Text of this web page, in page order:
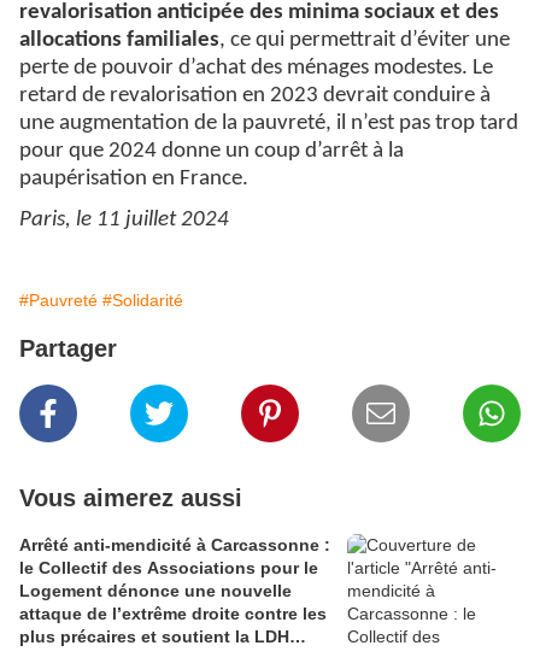
revalorisation anticipée des minima sociaux et des
allocations familiales, ce qui permettrait d’éviter une
perte de pouvoir d’achat des ménages modestes. Le
retard de revalorisation en 2023 devrait conduire à
une augmentation de la pauvreté, il n’est pas trop tard
pour que 2024 donne un coup d’arrêt à la
paupérisation en France.
Paris, le 11 juillet 2024
#Pauvreté #Solidarité
Partager
Vous aimerez aussi
Arrêté anti-mendicité à Carcassonne :
le Collectif des Associations pour le
Logement dénonce une nouvelle
attaque de l’extrême droite contre les
plus précaires et soutient la LDH